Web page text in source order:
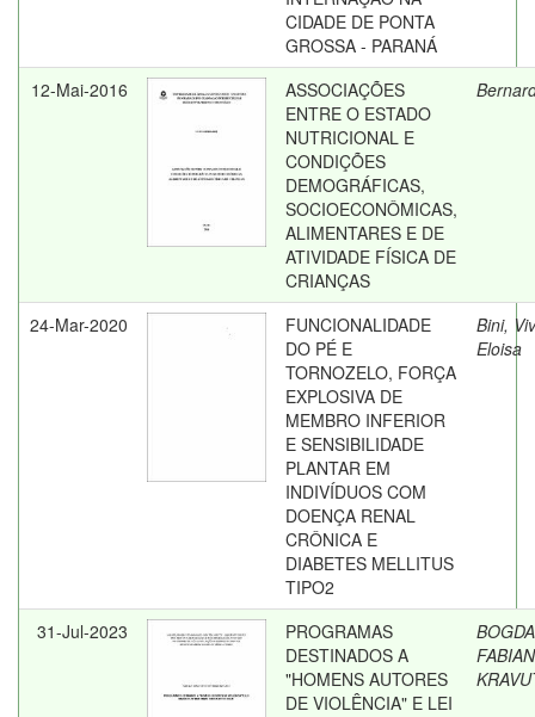
CIDADE DE PONTA
GROSSA - PARANÁ
12-Mai-2016
ASSOCIAÇÕES
ENTRE O ESTADO
NUTRICIONAL E
CONDIÇÕES
DEMOGRÁFICAS,
SOCIOECONÔMICAS,
ALIMENTARES E DE
ATIVIDADE FÍSICA DE
CRIANÇAS
24-Mar-2020
FUNCIONALIDADE
DO PÉ E
TORNOZELO, FORÇA
EXPLOSIVA DE
MEMBRO INFERIOR
E SENSIBILIDADE
PLANTAR EM
INDIVÍDUOS COM
DOENÇA RENAL
CRÔNICA E
DIABETES MELLITUS
TIPO2
Bini,
Eloisa
31-Jul-2023
PROGRAMAS
DESTINADOS A
"HOMENS AUTORES
DE VIOLÊNCIA" E LEI